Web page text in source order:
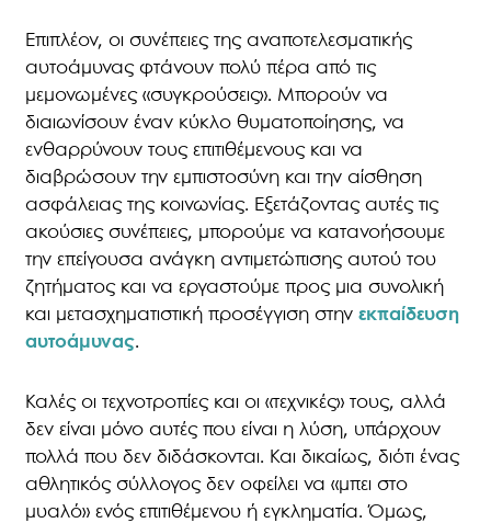
Επιπλέον, οι συνέπειες της αναποτελεσματικής
αυτοάμυνας φτάνουν πολύ πέρα από τις
μεμονωμένες «συγκρούσεις». Μπορούν να
διαιωνίσουν έναν κύκλο θυματοποίησης, να
ενθαρρύνουν τους επιτιθέμενους και να
διαβρώσουν την εμπιστοσύνη και την αίσθηση
ασφάλειας της κοινωνίας. Εξετάζοντας αυτές τις
ακούσιες συνέπειες, μπορούμε να κατανοήσουμε
την επείγουσα ανάγκη αντιμετώπισης αυτού του
ζητήματος και να εργαστούμε προς μια συνολική
και μετασχηματιστική προσέγγιση στηνεκπαίδευση
αυτοάμυνας.
Καλές οι τεχνοτροπίες και οι «τεχνικές» τους, αλλά
δεν είναι μόνο αυτές που είναι η λύση, υπάρχουν
πολλά που δεν διδάσκονται. Και δικαίως, διότι ένας
αθλητικός σύλλογος δεν οφείλει να «μπει στο
μυαλό» ενός επιτιθέμενου ή εγκληματία. Όμως,